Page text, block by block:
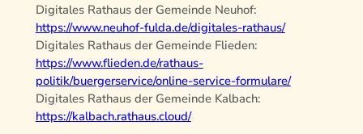
Digitales Rathaus der Gemeinde Neuhof:
https://www.neuhof-fulda.de/digitales-rathaus/
Digitales Rathaus der Gemeinde Flieden:
https://www.flieden.de/rathaus-
politik/buergerservice/online-service-formulare/
Digitales Rathaus der Gemeinde Kalbach:
https://kalbach.rathaus.cloud/